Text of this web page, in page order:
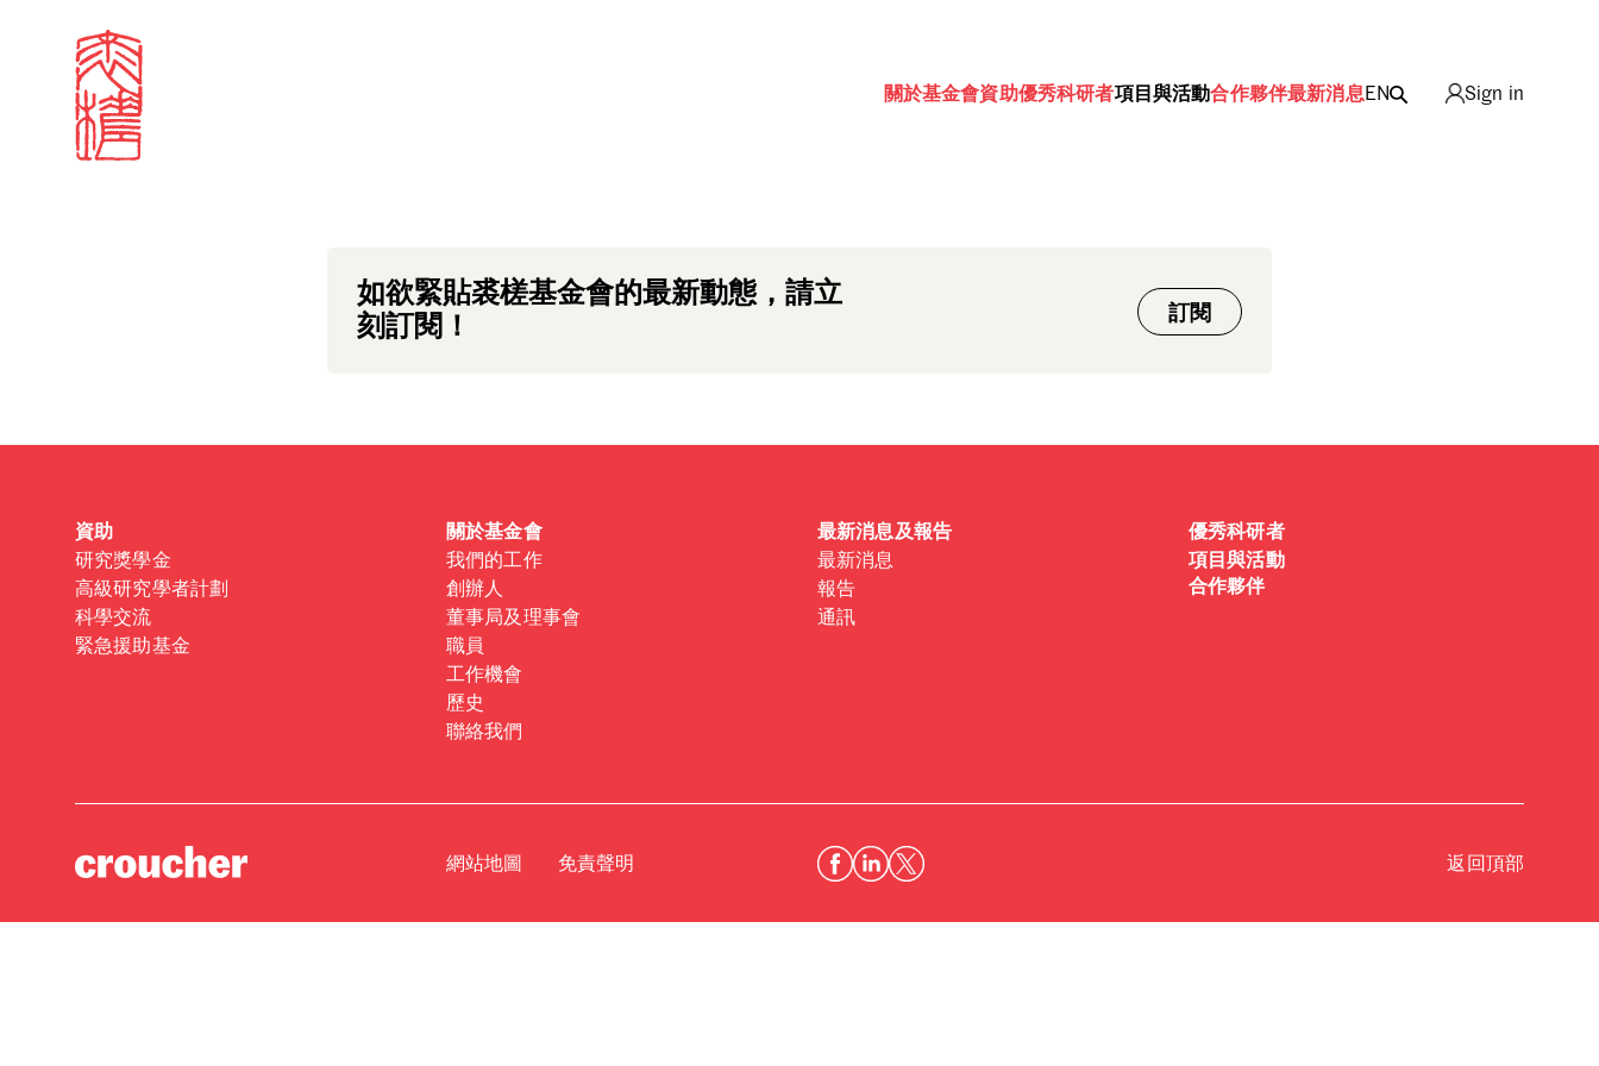
關於基金會資助優秀科研者項目與活動合作夥伴最新消息EN Sign in
Sign in
Email
Click here to create one.
Search our stories, awards, events and funding
中文版本頁面即將推出，敬請期待。
如欲緊貼裘槎基金會的最新動態，請立
刻訂閱！
訂閱
資助
研究獎學金
高級研究學者計劃
科學交流
緊急援助基金
關於基金會
我們的工作
創辦人
董事局及理事會
職員
工作機會
歷史
聯絡我們
最新消息及報告
最新消息
報告
通訊
優秀科研者
項目與活動
合作夥伴
網站地圖 免責聲明 返回頂部